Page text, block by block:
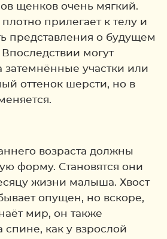
щенков очень мягкий.
прилегает к телу и
представления о будущем
могут
затемнённые участки или
оттенок шерсти, но в
возраста должны
форму. Становятся они
жизни малыша. Хвост
опущен, но вскоре,
мир, он также
спине, как у взрослой